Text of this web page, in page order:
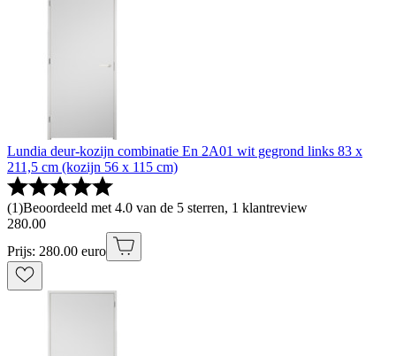
Lundia deur-kozijn combinatie En 2A01 wit gegrond links 83 x
211,5 cm (kozijn 56 x 115 cm)
(1)Beoordeeld met 4.0 van de 5 sterren, 1 klantreview
280.00
Prijs: 280.00 euro